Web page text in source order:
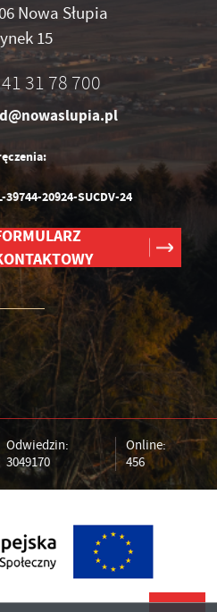
Nowa Słupia
15
31 78 700
39744-20924-SUCDV-24
Odwiedzin:
3049170
Online:
456